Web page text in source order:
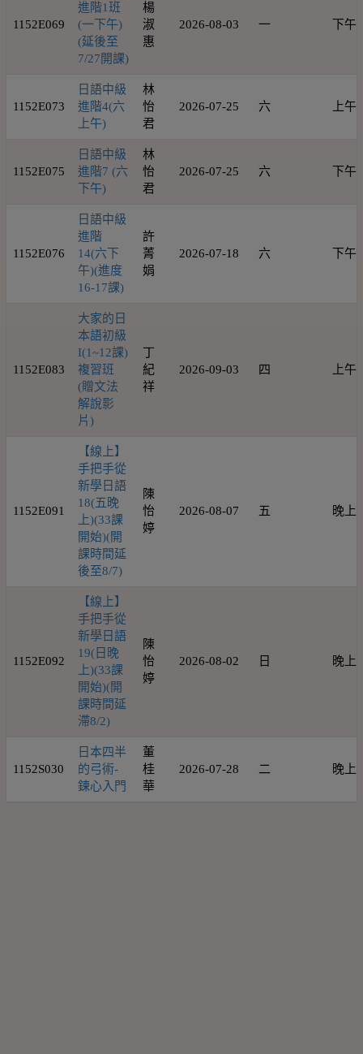
1152E069
進階1班
(一下午)
(延後至
7/27開課)
楊
淑
惠
2026-08-03 一 下午
1152E073
日語中級
進階4(六
上午)
林
怡
君
2026-07-25 六 上午
1152E075
日語中級
進階7 (六
下午)
林
怡
君
2026-07-25 六 下午
1152E076
日語中級
進階
14(六下
午)(進度
16-17課)
許
菁
娟
2026-07-18 六 下午
1152E083
大家的日
本語初級
I(1~12課)
複習班
(贈文法
解說影
片)
丁
紀
祥
2026-09-03 四 上午
1152E091
【線上】
手把手從
新學日語
18(五晚
上)(33課
開始)(開
課時間延
後至8/7)
陳
怡
婷
2026-08-07 五 晚上
1152E092
【線上】
手把手從
新學日語
19(日晚
上)(33課
開始)(開
課時間延
滯8/2)
陳
怡
婷
2026-08-02 日 晚上
1152S030
日本四半
的弓術-
鍊心入門
董
桂
華
2026-07-28 二 晚上